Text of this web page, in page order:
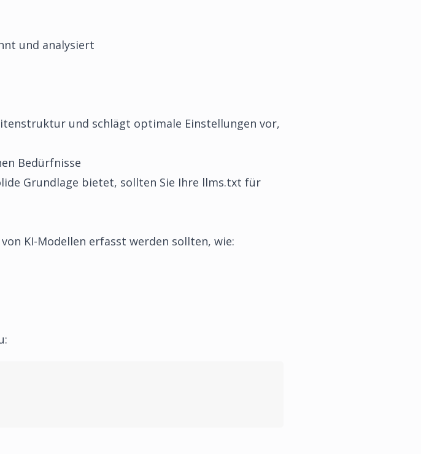
und analysiert
und schlägt optimale Einstellungen vor,
Bedürfnisse
Grundlage bietet, sollten Sie Ihre llms.txt für
KI-Modellen erfasst werden sollten, wie: